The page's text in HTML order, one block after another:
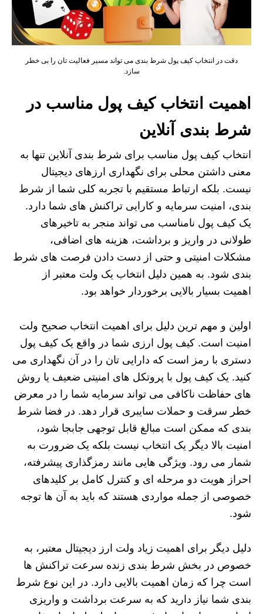
دقت در انتخاب کیف پول شرط بندی می تواند مسیر فعالیت تان را بی خطر
سازد.
اهمیت انتخاب کیف پول مناسب در
شرط بندی آنلاین
انتخاب کیف پول مناسب برای شرط بندی آنلاین تنها به
معنی داشتن محلی برای نگهداری ارزهای دیجیتال
نیست. بلکه ارتباط مستقیم با تجربه کلی شما از شرط
بندی، امنیت سرمایه و کارایی تراکنش‌ های شما دارد.
یک کیف پول نامناسب می تواند منجر به تاخیرهای
طولانی در واریز و برداشت، هزینه های اضافی،
مشکلات امنیتی و حتی از دست دادن فرصت های شرط
بندی شود. به همین دلیل انتخاب یک ولت معتبر از
اهمیت بسیار بالایی برخوردار خواهد بود.
اولین و مهم ترین دلیل برای اهمیت انتخاب صحیح ولت
امنیت است. کیف پول ارزی شما در واقع یک کیف پول
دستری با رمز است که دارایی تان را در آن نگهداری می
کنید. یک کیف پول با پروتکل های امنیتی ضعیف یا روش
های حفاظت ناکافی می تواند سرمایه شما را در معرض
خطر سرقت و حملات سایبری قرار دهد. در فضا شرط
بندی که ممکن است مبالغ قابل توجهی جابجا شود،
امنیت بالا دیگر یک انتخاب نیست بلکه یک ضرورت به
شمار می رود. ویژگی هایی مانند رمزگذاری پیشرفته،
احراز هویت دو مرحله ای و کنترل کامل بر کلیدهای
خصوصی از جمله مواردی هستند که باید به آن ها توجه
شود.
دلیل دیگر برای اهمیت زیاد ولت ارز دیجیتال معتبر، به
خصوص در بخش شرط بندی زنده سرعت تراکنش ها
است چرا که زمان اهمیت بالایی دارد. در این نوع شرط
بندی شما نیاز دارید که به سرعت برداشت و واریزی